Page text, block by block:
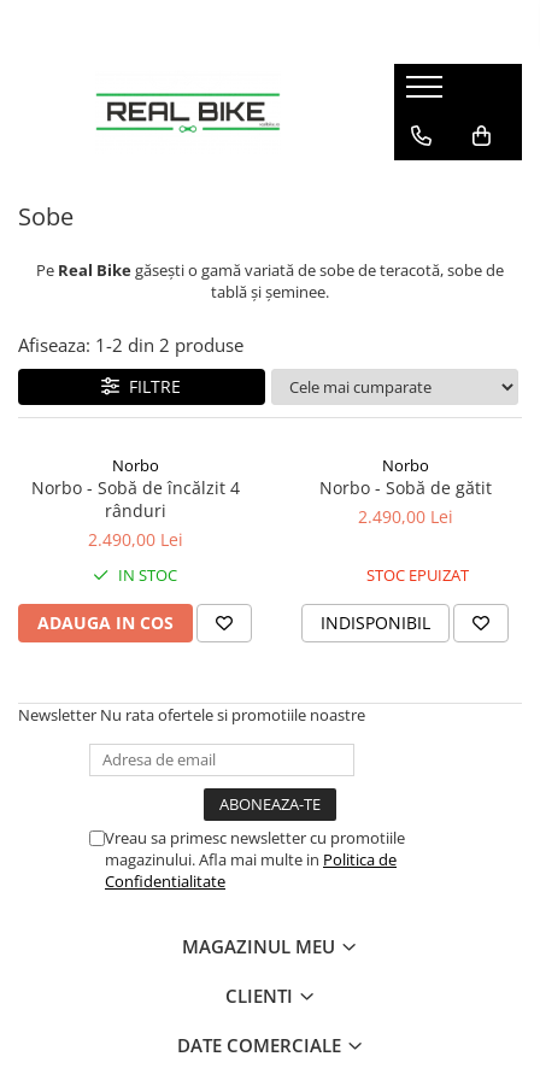
MTB Hardtail 26"
MTB Hardtail 29"
Trekking / Oraș
Electrice - E-Bike
Electrice - Scutere
Tobogane
Carturi
Diverse
Sobe
Pe Real Bikegăsești o gamă variată de sobe de teracotă, sobe de
tablă și șeminee.
Afiseaza: 1-2 din 2 produse
FILTRE
Norbo
Norbo - Sobă de încălzit 4
rânduri
2.490,00 Lei
IN STOC
ADAUGA IN COS
Norbo
Norbo - Sobă de gătit
2.490,00 Lei
STOC EPUIZAT
INDISPONIBIL
Newsletter Nu rata ofertele si promotiile noastre
Vreau sa primesc newsletter cu promotiile
magazinului. Afla mai multe in Politica de
Confidentialitate
MAGAZINUL MEU
CLIENTI
DATE COMERCIALE